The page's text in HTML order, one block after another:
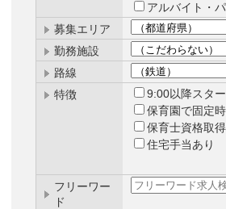
アルバイト・
募集エリア
勤務施設
路線
特徴
9:00以降スター
保育園で固定
保育士資格取
住宅手当あり
フリーワー
ド